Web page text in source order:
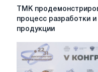
ТМК
продемонстрировала
ученым
студентам
процесс
разработки
ТМК
процесс разработки
продукции